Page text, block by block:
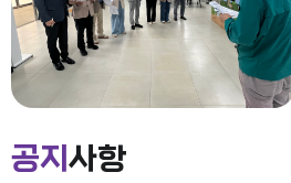
제279회 익산시의회 임시회 집회공고
공지 사항
2026-03-26